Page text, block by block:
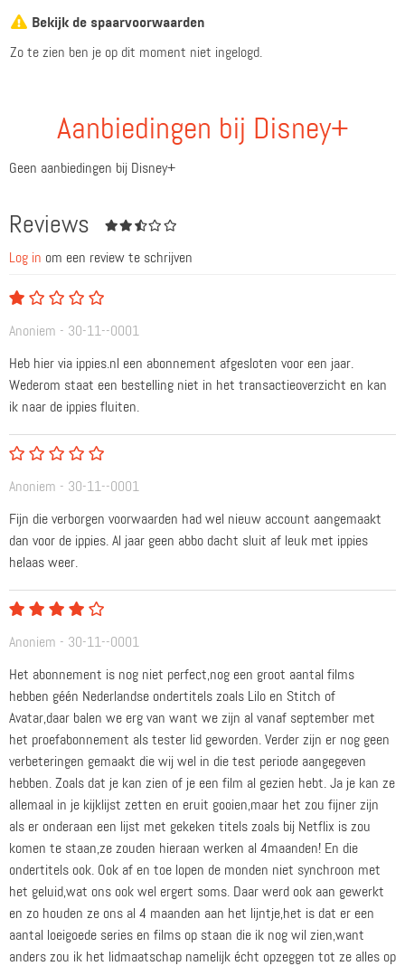
Bekijk de spaarvoorwaarden
Zo te zien ben je op dit moment niet ingelogd.
Aanbiedingen bij Disney+
Geen aanbiedingen bij Disney+
Reviews
Log in om een review te schrijven
Anoniem - 30-11--0001
Heb hier via ippies.nl een abonnement afgesloten voor een jaar.
Wederom staat een bestelling niet in het transactieoverzicht en kan
ik naar de ippies fluiten.
Anoniem - 30-11--0001
Fijn die verborgen voorwaarden had wel nieuw account aangemaakt
dan voor de ippies. Al jaar geen abbo dacht sluit af leuk met ippies
helaas weer.
Anoniem - 30-11--0001
Het abonnement is nog niet perfect,nog een groot aantal films
hebben géén Nederlandse ondertitels zoals Lilo en Stitch of
Avatar,daar balen we erg van want we zijn al vanaf september met
het proefabonnement als tester lid geworden. Verder zijn er nog geen
verbeteringen gemaakt die wij wel in die test periode aangegeven
hebben. Zoals dat je kan zien of je een film al gezien hebt. Ja je kan ze
allemaal in je kijklijst zetten en eruit gooien,maar het zou fijner zijn
als er onderaan een lijst met gekeken titels zoals bij Netflix is zou
komen te staan,ze zouden hieraan werken al 4maanden! En die
ondertitels ook. Ook af en toe lopen de monden niet synchroon met
het geluid,wat ons ook wel ergert soms. Daar werd ook aan gewerkt
en zo houden ze ons al 4 maanden aan het lijntje,het is dat er een
aantal loeigoede series en films op staan die ik nog wil zien,want
anders zou ik het lidmaatschap namelijk écht opzeggen tot ze alles op